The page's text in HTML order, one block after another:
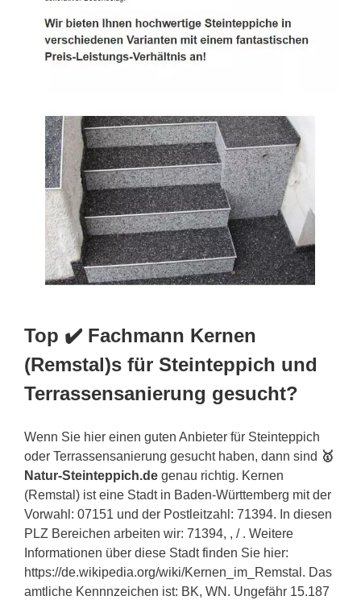
Top ✔️ Fachmann Kernen
(Remstal)s für Steinteppich und
Terrassensanierung gesucht?
Wenn Sie hier einen guten Anbieter für Steinteppich
oder Terrassensanierung gesucht haben, dann sind 🥇
Natur-Steinteppich.de genau richtig. Kernen
(Remstal) ist eine Stadt in Baden-Württemberg mit der
Vorwahl: 07151 und der Postleitzahl: 71394. In diesen
PLZ Bereichen arbeiten wir: 71394, , / . Weitere
Informationen über diese Stadt finden Sie hier:
https://de.wikipedia.org/wiki/Kernen_im_Remstal. Das
amtliche Kennnzeichen ist: BK, WN. Ungefähr 15.187